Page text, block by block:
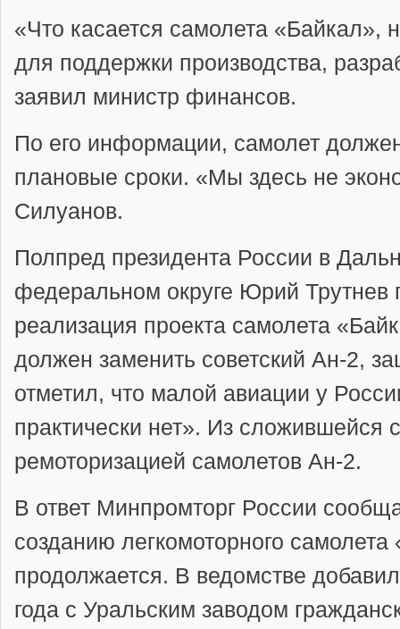
«Что касается самолета «Байкал»,
для поддержки производства,
заявил министр финансов.
По его информации, самолет
плановые сроки. «Мы здесь не
Силуанов.
Полпред президента России в
федеральном округе Юрий Трутнев
реализация проекта самолета
должен заменить советский Ан-2,
отметил, что малой авиации у
практически нет». Из сложившейся
ремоторизацией самолетов Ан-2.
В ответ Минпромторг России
созданию легкомоторного
продолжается. В ведомстве
года с Уральским заводом